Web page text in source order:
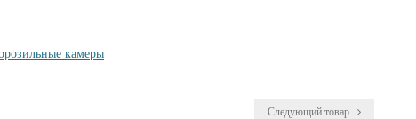
камеры
Следующий товар